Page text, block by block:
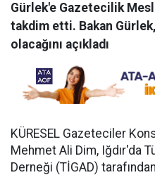
Gürlek'e Gazetecilik
takdim etti. Bakan
olacağını açıkladı
KÜRESEL Gazeteciler
Mehmet Ali Dim, Iğdır'da
Derneği (TİGAD)